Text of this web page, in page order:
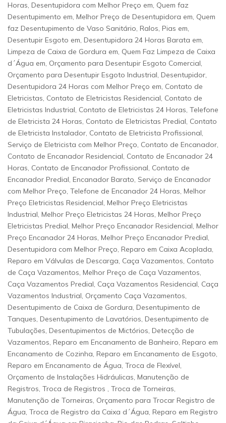
Horas, Desentupidora com Melhor Preço em, Quem faz
Desentupimento em, Melhor Preço de Desentupidora em, Quem
faz Desentupimento de Vaso Sanitário, Ralos, Pias em,
Desentupir Esgoto em, Desentupidora 24 Horas Barata em,
Limpeza de Caixa de Gordura em, Quem Faz Limpeza de Caixa
d´Água em, Orçamento para Desentupir Esgoto Comercial,
Orçamento para Desentupir Esgoto Industrial, Desentupidor,
Desentupidora 24 Horas com Melhor Preço em, Contato de
Eletricistas, Contato de Eletricistas Residencial, Contato de
Eletricistas Industrial, Contato de Eletricistas 24 Horas, Telefone
de Eletricista 24 Horas, Contato de Eletricistas Predial, Contato
de Eletricista Instalador, Contato de Eletricista Profissional,
Serviço de Eletricista com Melhor Preço, Contato de Encanador,
Contato de Encanador Residencial, Contato de Encanador 24
Horas, Contato de Encanador Profissional, Contato de
Encanador Predial, Encanador Barato, Serviço de Encanador
com Melhor Preço, Telefone de Encanador 24 Horas, Melhor
Preço Eletricistas Residencial, Melhor Preço Eletricistas
Industrial, Melhor Preço Eletricistas 24 Horas, Melhor Preço
Eletricistas Predial, Melhor Preço Encanador Residencial, Melhor
Preço Encanador 24 Horas, Melhor Preço Encanador Predial,
Desentupidora com Melhor Preço, Reparo em Caixa Acoplada,
Reparo em Válvulas de Descarga, Caça Vazamentos, Contato
de Caça Vazamentos, Melhor Preço de Caça Vazamentos,
Caça Vazamentos Predial, Caça Vazamentos Residencial, Caça
Vazamentos Industrial, Orçamento Caça Vazamentos,
Desentupimento de Caixa de Gordura, Desentupimento de
Tanques, Desentupimento de Lavatórios, Desentupimento de
Tubulações, Desentupimentos de Mictórios, Detecção de
Vazamentos, Reparo em Encanamento de Banheiro, Reparo em
Encanamento de Cozinha, Reparo em Encanamento de Esgoto,
Reparo em Encanamento de Água, Troca de Flexível,
Orçamento de Instalações Hidráulicas, Manutenção de
Registros, Troca de Registros , Troca de Torneiras,
Manutenção de Torneiras, Orçamento para Trocar Registro de
Água, Troca de Registro da Caixa d´Água, Reparo em Registro